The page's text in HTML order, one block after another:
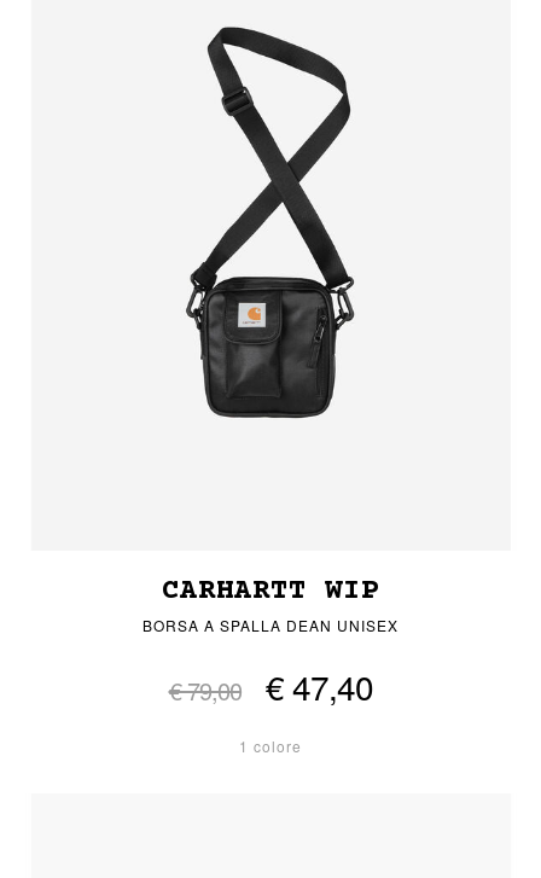
CARHARTT WIP
BORSA A SPALLA DEAN UNISEX
€ 79,00 € 47,40
1 colore